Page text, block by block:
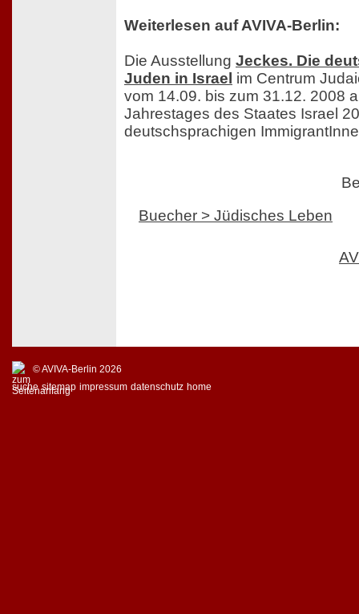
Weiterlesen auf AVIVA-Berlin:
Die Ausstellung Jeckes. Die
Juden in Israel im Centrum
vom 14.09. bis zum 31.12. 2008
Jahrestages des Staates Israel
deutschsprachigen
Buecher > Jüdisches Leben
© AVIVA-Berlin 2026
suche sitemap impressum datenschutz home